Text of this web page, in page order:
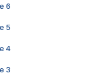
6
5
4
3